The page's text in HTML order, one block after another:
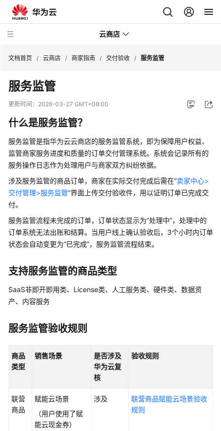
云商店
云
商
介
用
户
指
南
家
指
南
为
什
么
要
云
文档首页 / 云商店 / 商家指南 / 交付验收 / 服务监管
服务监管
更新时间： 2026-03-27 GMT+08:00
什么是服务监管？
服务监管是指华为云云商店的服务监管系统，即为保障用户权益、
监管商家服务进度和质量的订单交付管理系统。系统会记录所有的
服务操作日志作为处理用户与商家双方纠纷依据。
涉及服务监管的商品订单，商家在实际交付完成后需在“卖家中心>
交付管理>服务监管”界面上传交付验收件，用以证明订单已完成交
付。
服务监管流程未完成的订单，订单状态显示为“处理中”，处理中的
订单系统无法出账和结算。当用户线上确认验收后，3个小时内订单
状态会自动变更为“已完成”，服务监管流程结束。
支持服务监管的商品类型
SaaS非即开即用类、License类、人工服务类、硬件类、数据资
产、内容服务
服务监管验收规则
商品
类型
销售场景
是否涉及
华为云复
核
验收规则
联营
商品
赋能云场景
（用户使用了赋
能云现金券）
涉及
联营商品赋能云场景验收
规则